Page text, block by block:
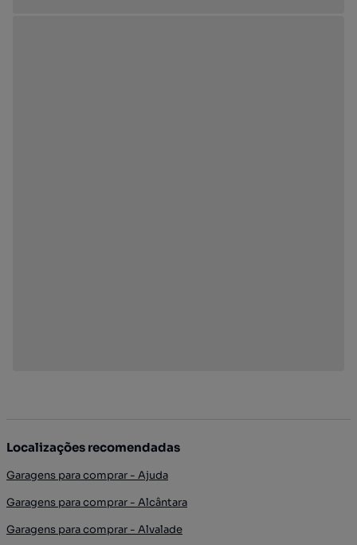
Localizações recomendadas
Garagens para comprar - Ajuda
Garagens para comprar - Alcântara
Garagens para comprar - Alvalade